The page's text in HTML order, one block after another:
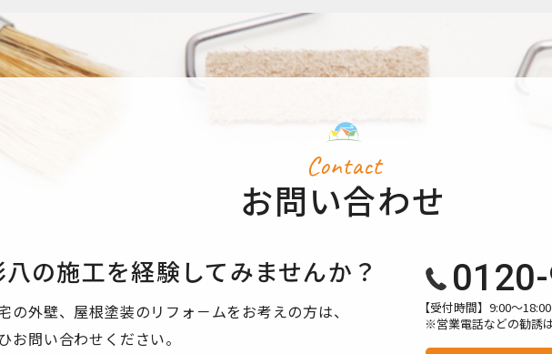
が事実と異なる場合、訂正や削除に応じます。
に関する苦情に対し、適切・迅速に対処します。
は、当サイト内で適用されるものです。
クスの使用について】 当サイトでは、より良いサービスの提供、またユーザビリティ
状況などのデータ収集及び解析を行っております。その際、「Cookie」を通じて、
が、「Cookie」で収集される情報は個人を特定できるものではありません。
利用をもって、上述の方法・目的においてGoogle及び当サイトが行うデータ処理に関し
Contact
お問い合わせ
八の施工を経験してみませんか？
の外壁、屋根塗装のリフォ－ムをお考えの方は、
お問い合わせください。
【受付時間】9:00〜
※営業電話などの勧誘